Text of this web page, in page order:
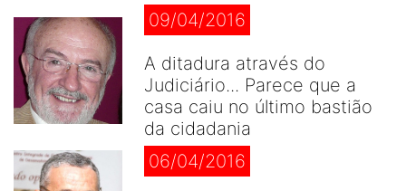
09/04/2016
A ditadura através do
Judiciário... Parece que a
casa caiu no último bastião
da cidadania
06/04/2016